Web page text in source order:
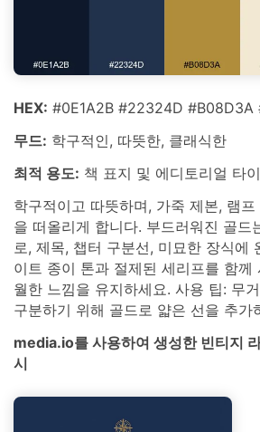
HEX: #0E1A2B #22324D
무드: 학구적인, 따뜻한, 클래식한
최적 용도: 책 표지 및 에디토리얼 타
학구적이고 따뜻하며, 가죽 제본, 램
을 떠올리게 합니다. 부드러워진 골드
로, 제목, 챕터 구분선, 미묘한 장식에
이트 종이 톤과 절제된 세리프를 함께
월한 느낌을 유지하세요. 사용 팁: 무
구분하기 위해 골드로 얇은 선을 추가
media.io를 사용하여 생성한 빈티지
시